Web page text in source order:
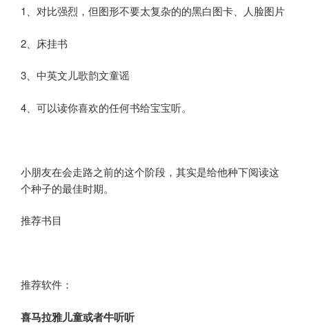
1、对比强烈，但图形不要太复杂的的黑白图卡、人脸图片
2、床挂书
3、中英文儿歌韵文童谣
4、可以读你喜欢的任何书给宝宝听。
小朋友在会走路之前的这个阶段，其实是给他种下阅读这
个种子的最佳时期。
推荐书目
推荐软件：
喜马拉雅儿童或者牛听听